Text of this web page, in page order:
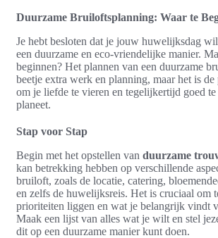
Duurzame Bruiloftsplanning: Waar te
Je hebt besloten dat je jouw huwelijksdag
een duurzame en eco-vriendelijke manier.
beginnen? Het plannen van een duurzame
beetje extra werk en planning, maar het is de
om je liefde te vieren en tegelijkertijd goed te
planeet.
Stap voor Stap
Begin met het opstellen van duurzame
kan betrekking hebben op verschillende
bruiloft, zoals de locatie, catering,
en zelfs de huwelijksreis. Het is cruciaal om
prioriteiten liggen en wat je belangrijk vindt
Maak een lijst van alles wat je wilt en stel
dit op een duurzame manier kunt doen.